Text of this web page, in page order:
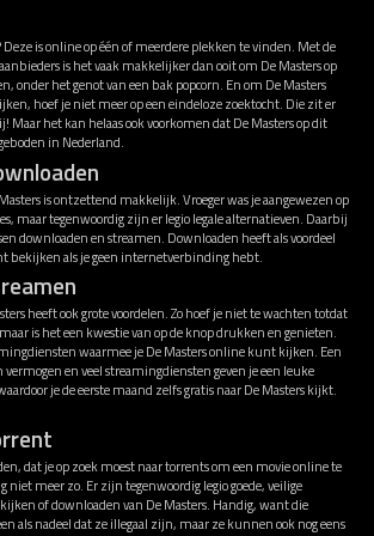
is online op één of meerdere plekken te vinden. Met de
is het vaak makkelijker dan ooit om De Masters op
onder het genot van een bak popcorn. En om De Masters
hoef je niet meer op een eindeloze zoektocht. Die zit er
het kan helaas ook voorkomen dat De Masters op dit
in Nederland.
is ontzettend makkelijk. Vroeger was je aangewezen op
maar tegenwoordig zijn er legio legale alternatieven. Daarbij
downloaden en streamen. Downloaden heeft als voordeel
bekijken als je geen internetverbinding hebt.
heeft ook grote voordelen. Zo hoef je niet te wachten totdat
is het een kwestie van op de knop drukken en genieten.
waarmee je De Masters online kunt kijken. Een
en veel streamingdiensten geven je een leuke
je de eerste maand zelfs gratis naar De Masters kijkt.
dat je op zoek moest naar torrents om een movie online te
niet meer zo. Er zijn tegenwoordig legio goede, veilige
of downloaden van De Masters. Handig, want die
als nadeel dat ze illegaal zijn, maar ze kunnen ook nog eens